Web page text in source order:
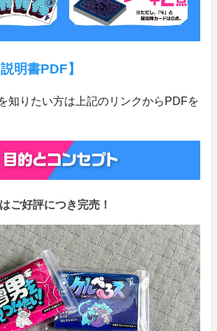
明書PDF】
知りたい方は上記のリンクからPDFを
ご好評につき完売！